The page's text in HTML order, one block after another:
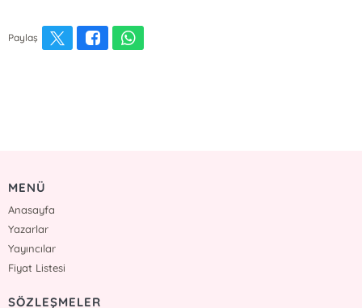
Paylaş
MENÜ
Anasayfa
Yazarlar
Yayıncılar
Fiyat Listesi
SÖZLEŞMELER